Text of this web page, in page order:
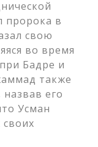
пророка в
свою
во время
Бадре и
также
его
Усман